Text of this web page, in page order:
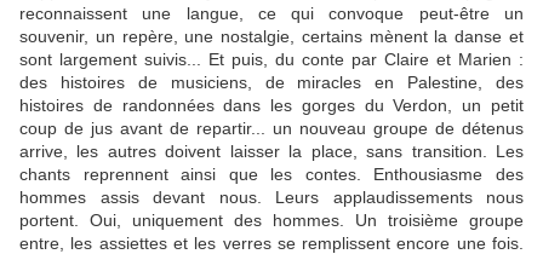
reconnaissent une langue, ce qui convoque peut-être un
souvenir, un repère, une nostalgie, certains mènent la danse et
sont largement suivis... Et puis, du conte par Claire et Marien :
des histoires de musiciens, de miracles en Palestine, des
histoires de randonnées dans les gorges du Verdon, un petit
coup de jus avant de repartir... un nouveau groupe de détenus
arrive, les autres doivent laisser la place, sans transition. Les
chants reprennent ainsi que les contes. Enthousiasme des
hommes assis devant nous. Leurs applaudissements nous
portent. Oui, uniquement des hommes. Un troisième groupe
entre, les assiettes et les verres se remplissent encore une fois.